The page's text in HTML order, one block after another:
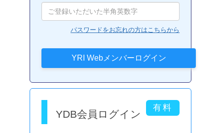
パスワードをお忘れの方はこちらから
YDB会員ログイン